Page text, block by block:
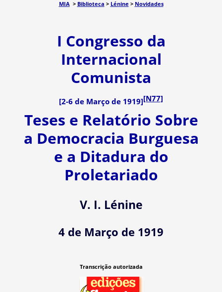
MIA> Biblioteca > Lénine > Novidades
I Congresso da
Internacional
Comunista
[2-6 de Março de 1919][N77]
Teses e Relatório Sobre
a Democracia Burguesa
e a Ditadura do
Proletariado
V. I. Lénine
4 de Março de 1919
Transcrição autorizada